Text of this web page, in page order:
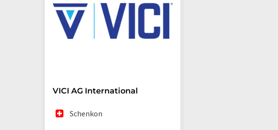
VICI AG International
Schenkon